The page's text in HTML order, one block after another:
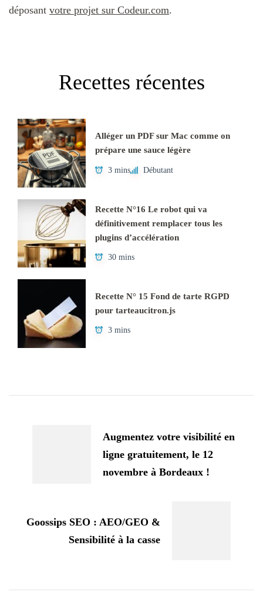
déposant votre projet sur Codeur.com.
Recettes récentes
Alléger un PDF sur Mac comme on
prépare une sauce légère
3 mins Débutant
Recette N°16 Le robot qui va
définitivement remplacer tous les
plugins d’accélération
30 mins
Recette N° 15 Fond de tarte RGPD
pour tarteaucitron.js
3 mins
Augmentez votre visibilité en
ligne gratuitement, le 12
novembre à Bordeaux !
Goossips SEO : AEO/GEO &
Sensibilité à la casse